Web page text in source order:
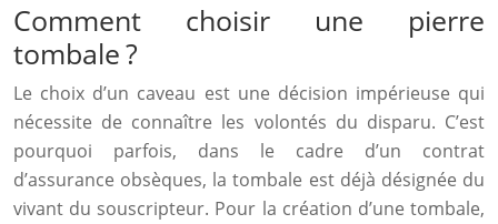
Comment choisir une pierre
tombale ?
Le choix d’un caveau est une décision impérieuse qui
nécessite de connaître les volontés du disparu. C’est
pourquoi parfois, dans le cadre d’un contrat
d’assurance obsèques, la tombale est déjà désignée du
vivant du souscripteur. Pour la création d’une tombale,